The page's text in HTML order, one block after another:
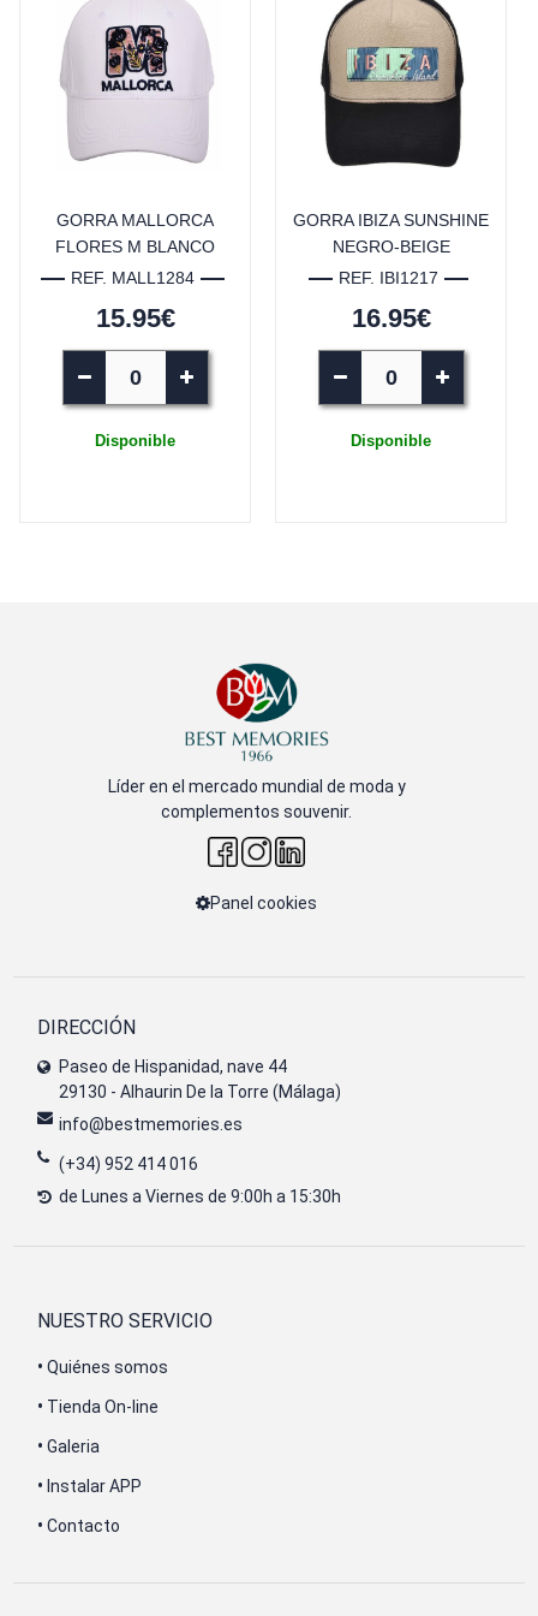
GORRA MALLORCA
FLORES M BLANCO
REF. MALL1284
15.95€
Disponible
GORRA IBIZA SUNSHINE
NEGRO-BEIGE
REF. IBI1217
16.95€
Disponible
Líder en el mercado mundial de moda y
complementos souvenir.
Panel cookies
DIRECCIÓN
Paseo de Hispanidad, nave 44
29130 - Alhaurin De la Torre (Málaga)
info@bestmemories.es
(+34) 952 414 016
de Lunes a Viernes de 9:00h a 15:30h
NUESTRO SERVICIO
• Quiénes somos
• Tienda On-line
• Galeria
• Instalar APP
• Contacto